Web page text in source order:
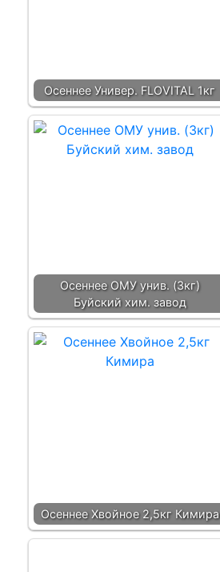
Осеннее Универ. FLOVITAL 1кг
Осеннее ОМУ унив. (3кг)
Буйский хим. завод
Осеннее Хвойное 2,5кг Кимира